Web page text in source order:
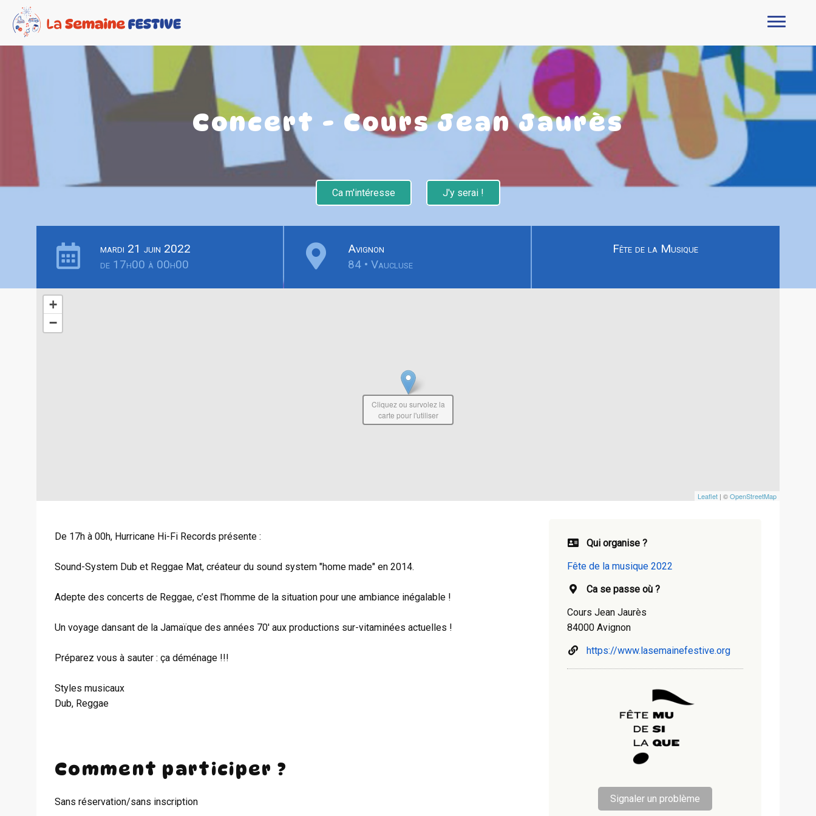
Concert - Cours Jean Jaurès
Ca m'intéresse J'y serai !
mardi 21 juin 2022
de 17h00 à 00h00
Avignon
84 • Vaucluse
Fête de la Musique
+
−
Leaflet | ©OpenStreetMap
Cliquez ou survolez la
carte pour l'utiliser
De 17h à 00h, Hurricane Hi-Fi Records présente :
Sound-System Dub et Reggae Mat, créateur du sound system "home made" en 2014.
Adepte des concerts de Reggae, c’est l'homme de la situation pour une ambiance inégalable !
Un voyage dansant de la Jamaïque des années 70' aux productions sur-vitaminées actuelles !
Préparez vous à sauter : ça déménage !!!
Styles musicaux
Dub, Reggae
Comment participer ?
Sans réservation/sans inscription
Qui organise ?
Fête de la musique 2022
Ca se passe où ?
Cours Jean Jaurès
84000 Avignon
https://www.lasemainefestive.org
Signaler un problème